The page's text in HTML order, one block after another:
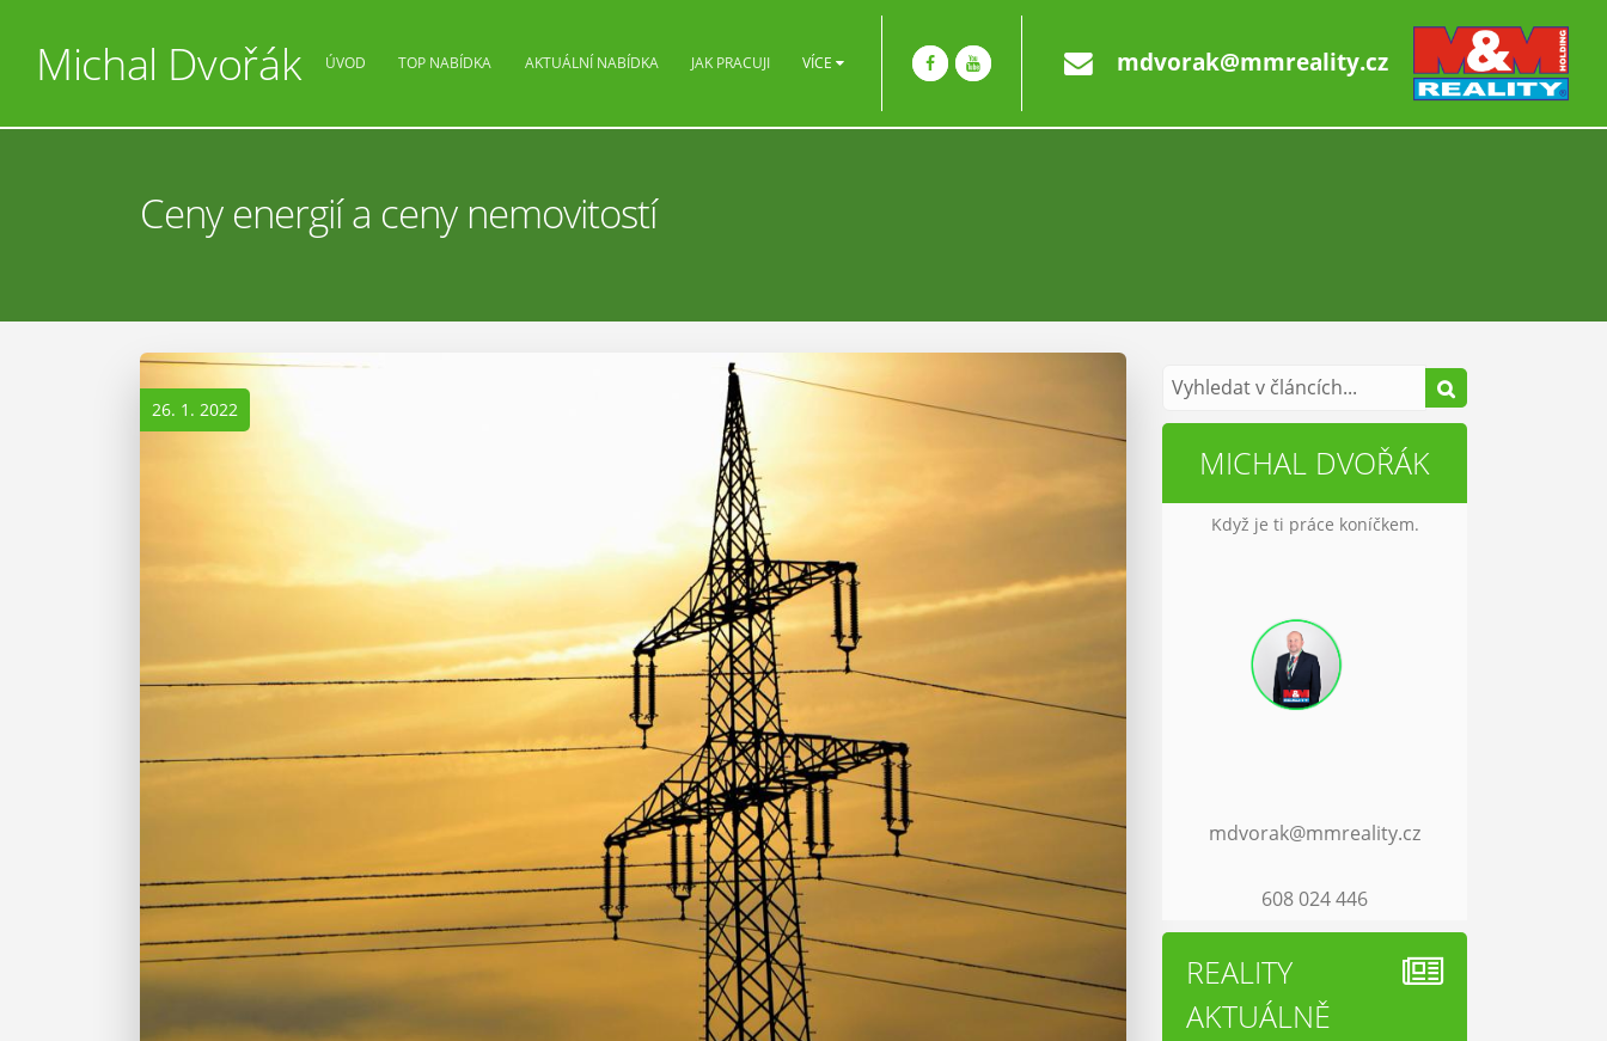
Michal Dvořák ÚVOD TOP NABÍDKA AKTUÁLNÍ NABÍDKA JAK PRACUJI VÍCE mdvorak@mmreality.cz
Ceny energií a ceny nemovitostí
26. 1. 2022
MICHAL DVOŘÁK
Když je ti práce koníčkem.
mdvorak@mmreality.cz
608 024 446
REALITY
AKTUÁLNĚ